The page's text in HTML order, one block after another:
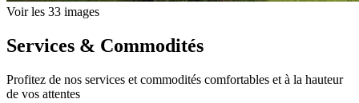
Voir les 33 images
Services & Commodités
Profitez de nos services et commodités comfortables et à la hauteur
de vos attentes